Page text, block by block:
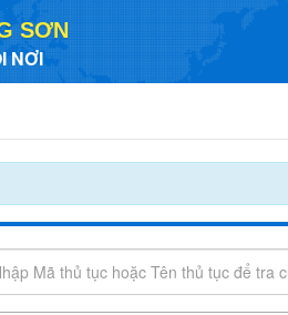
SƠN
NƠI